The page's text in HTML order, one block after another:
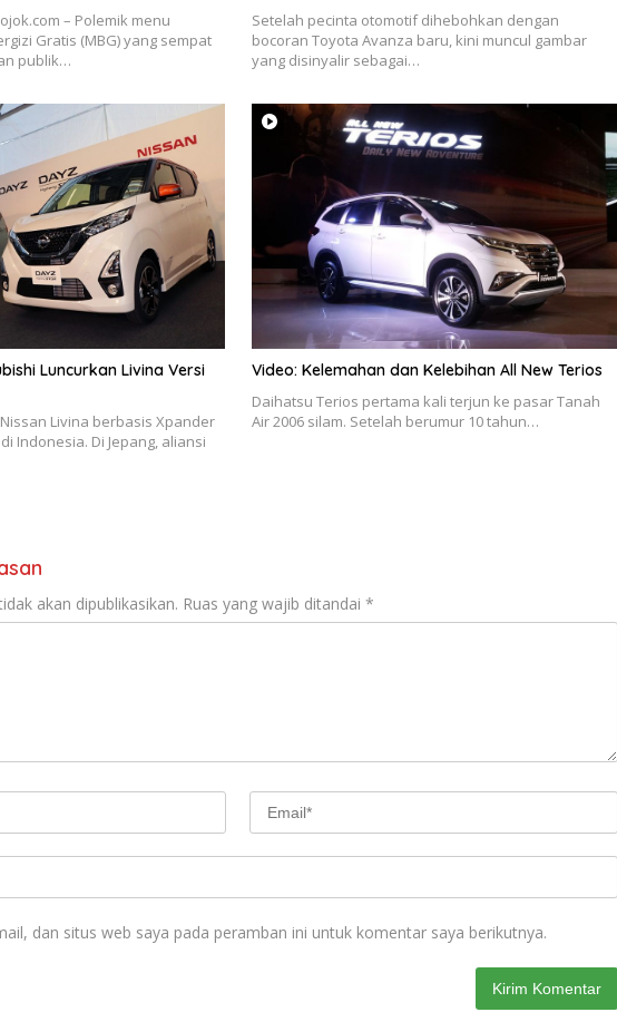
– Polemik menu
Gratis (MBG) yang sempat
publik…
Setelah pecinta otomotif dihebohkan dengan
bocoran Toyota Avanza baru, kini muncul gambar
yang disinyalir sebagai…
Luncurkan Livina Versi
Livina berbasis Xpander
Indonesia. Di Jepang, aliansi
Video: Kelemahan dan Kelebihan All New Terios
Daihatsu Terios pertama kali terjun ke pasar Tanah
Air 2006 silam. Setelah berumur 10 tahun…
akan dipublikasikan. Ruas yang wajib ditandai *
dan situs web saya pada peramban ini untuk komentar saya berikutnya.